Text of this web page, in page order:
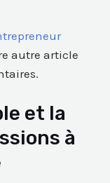
autre article
et la
à